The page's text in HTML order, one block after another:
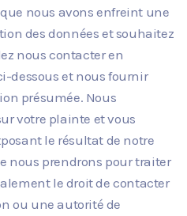
nous avons enfreint une
des données et souhaitez
nous contacter en
dessous et nous fournir
présumée. Nous
votre plainte et vous
le résultat de notre
nous prendrons pour traiter
le droit de contacter
ou une autorité de